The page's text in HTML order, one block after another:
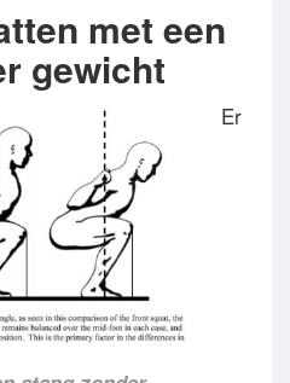
met een
gewicht
Er